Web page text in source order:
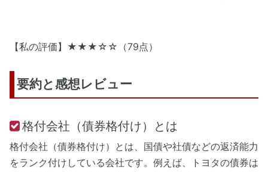
【私の評価】★★★☆☆（79点）
要約と感想レビュー
格付会社（債券格付け）とは
格付会社（債券格付け）とは、国債や社債などの返済能力
をランク付けしている会社です。例えば、トヨタの債券は